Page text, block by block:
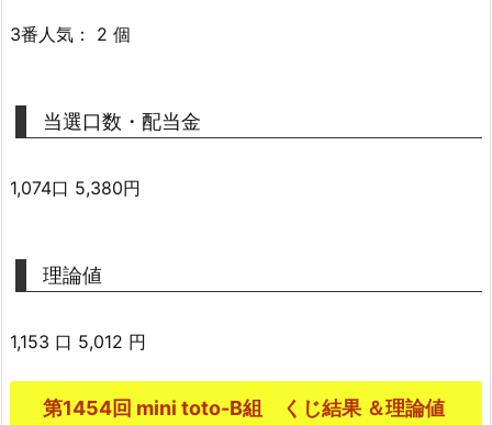
3番人気： 2 個
当選口数・配当金
1,074口 5,380円
理論値
1,153 口 5,012 円
第1454回 mini toto-B組 くじ結果 ＆理論値